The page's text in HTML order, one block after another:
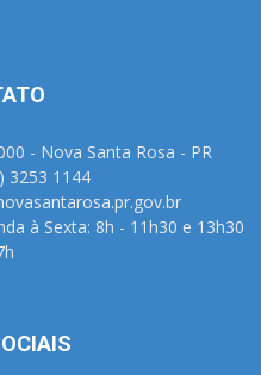
- Nova Santa Rosa - PR
3253 1144
à Sexta: 8h - 11h30 e 13h30